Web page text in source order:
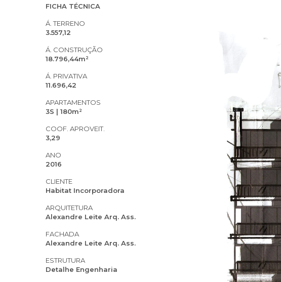
FICHA TÉCNICA
Á. TERRENO
3.557,12
Á. CONSTRUÇÃO
18.796,44m²
Á. PRIVATIVA
11.696,42
APARTAMENTOS
3S | 180m²
COOF. APROVEIT.
3,29
ANO
2016
CLIENTE
Habitat Incorporadora
ARQUITETURA
Alexandre Leite Arq. Ass.
FACHADA
Alexandre Leite Arq. Ass.
ESTRUTURA
Detalhe Engenharia